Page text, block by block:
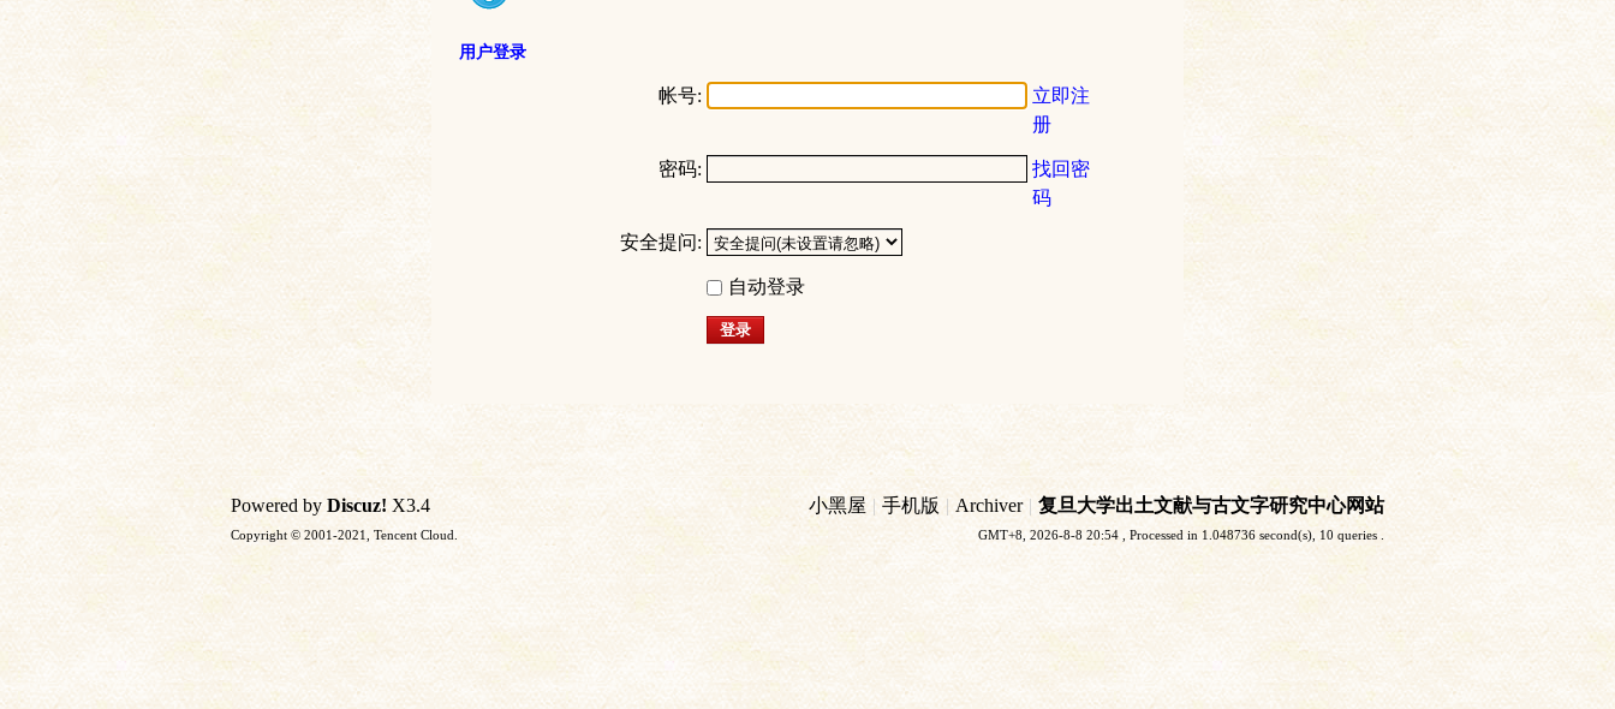
用户登录
帐号:
立即注
册
密码:
找回密
码
安全提问:
自动登录
登录
小黑屋 | 手机版 | Archiver | 复旦大学出土文献与古文字研究中心网站
GMT+8, 2026-8-8 20:54 , Processed in 1.048736 second(s), 10 queries .
Powered by Discuz! X3.4
Copyright © 2001-2021, Tencent Cloud.